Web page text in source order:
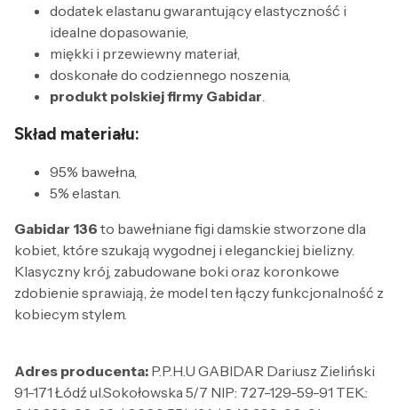
dodatek elastanu gwarantujący elastyczność i
idealne dopasowanie,
miękki i przewiewny materiał,
doskonałe do codziennego noszenia,
produkt polskiej firmy Gabidar.
Skład materiału:
95% bawełna,
5% elastan.
Gabidar 136 to bawełniane figi damskie stworzone dla
kobiet, które szukają wygodnej i eleganckiej bielizny.
Klasyczny krój, zabudowane boki oraz koronkowe
zdobienie sprawiają, że model ten łączy funkcjonalność z
kobiecym stylem.
Adres producenta: P.P.H.U GABIDAR Dariusz Zieliński
91-171 Łódź ul.Sokołowska 5/7 NIP: 727-129-59-91 TEK.: